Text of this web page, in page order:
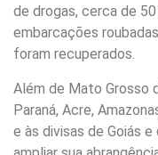
de drogas, cerca de
embarcações
foram recuperados.
Além de Mato Grosso
Paraná, Acre,
e às divisas de Goiás